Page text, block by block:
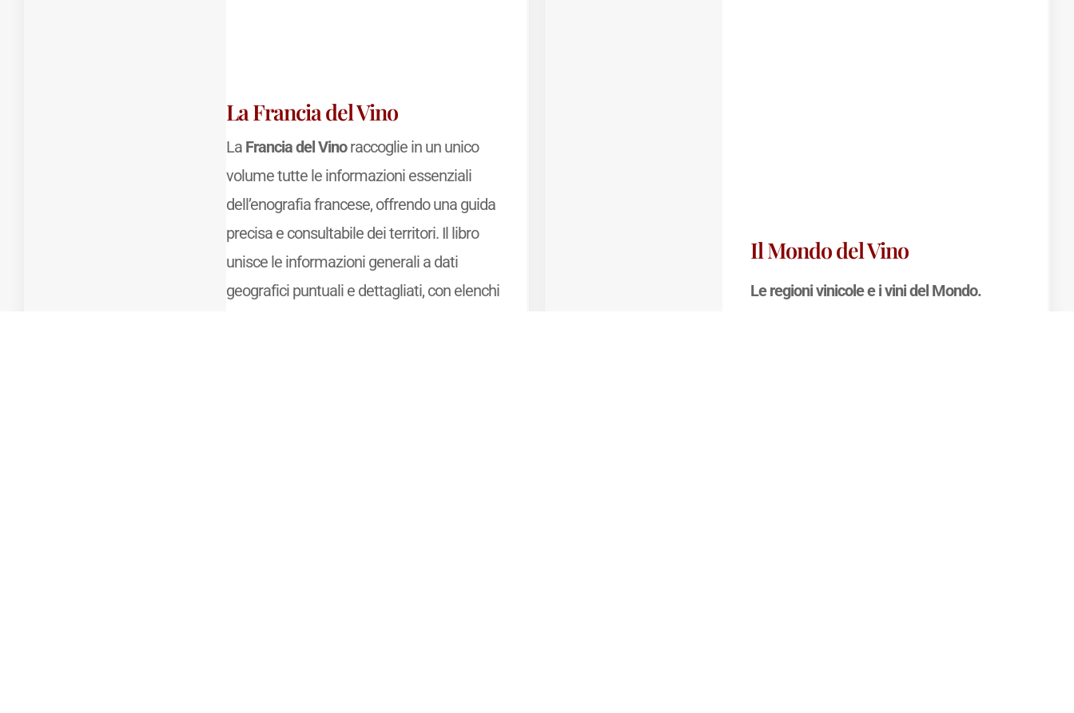
La Francia del Vino
La Francia del Vinoraccoglie in un unico
volume tutte le informazioni essenziali
dell’enografia francese, offrendo una guida
precisa e consultabile dei territori. Il libro
unisce le informazioni generali a dati
geografici puntuali e dettagliati, con elenchi
Il Mondo del Vino
Le regioni vinicole e i vini del Mondo.